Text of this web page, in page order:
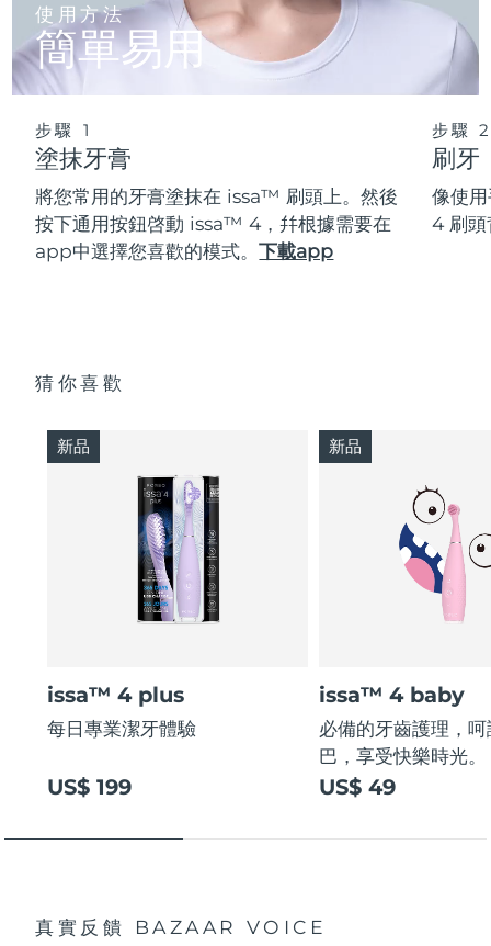
使用方法
簡單易用
步驟 1
塗抹牙膏
將您常用的牙膏塗抹在 issa™ 刷頭上。然後
按下通用按鈕啓動 issa™ 4，幷根據需要在
app中選擇您喜歡的模式。下載app
步驟
刷牙
像使
4 刷頭
猜你喜歡
issa™ 4 plus
每日專業潔牙體驗
US$ 199
新品
issa™ 4 baby
必備的牙齒護理，
巴，享受快樂時光。
US$ 49
新品
真實反饋 BAZAAR VOICE